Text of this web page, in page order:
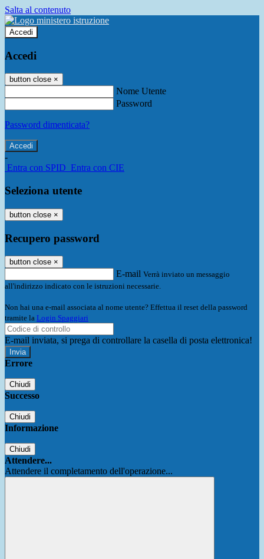
Salta al contenuto
Accedi
Accedi
button close ×
Nome Utente
Password
Password dimenticata?
-
Entra con SPID Entra con CIE
Seleziona utente
button close ×
Recupero password
button close ×
E-mail Verrà inviato un messaggio
all'indirizzo indicato con le istruzioni necessarie.
Non hai una e-mail associata al nome utente? Effettua il reset della password
tramite la Login Spaggiari
E-mail inviata, si prega di controllare la casella di posta elettronica!
Errore
Chiudi
Successo
Chiudi
Informazione
Chiudi
Attendere...
Attendere il completamento dell'operazione...